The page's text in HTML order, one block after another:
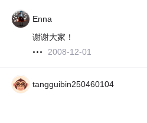
Enna
谢谢大家！
2008-12-01
tangguibin250460104